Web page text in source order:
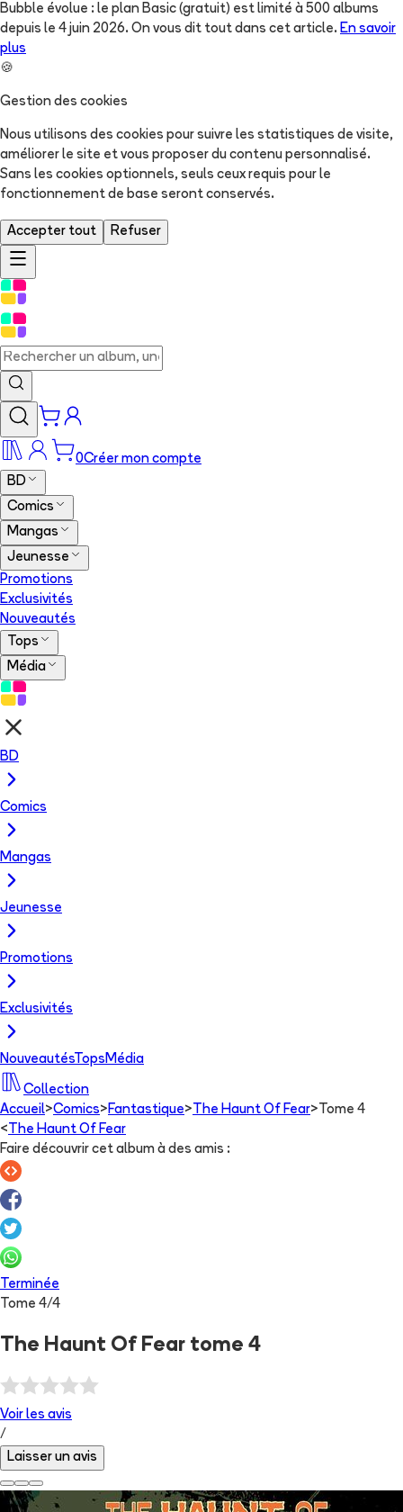
Bubble évolue : le plan Basic (gratuit) est limité à 500 albums
depuis le 4 juin 2026. On vous dit tout dans cet article. En savoir
plus
🍪
Gestion des cookies
Nous utilisons des cookies pour suivre les statistiques de visite,
améliorer le site et vous proposer du contenu personnalisé.
Sans les cookies optionnels, seuls ceux requis pour le
fonctionnement de base seront conservés.
Accepter tout Refuser
0Créer mon compte
BD
Comics
Mangas
Jeunesse
Promotions
Exclusivités
Nouveautés
Tops
Média
BD
Comics
Mangas
Jeunesse
Promotions
Exclusivités
NouveautésTops Média
Collection
Accueil>Comics> Fantastique> The Haunt Of Fear> Tome 4
< The Haunt Of Fear
Faire découvrir cet album à des amis :
Terminée
Tome 4/4
The Haunt Of Fear tome 4
Voir les avis
/
Laisser un avis